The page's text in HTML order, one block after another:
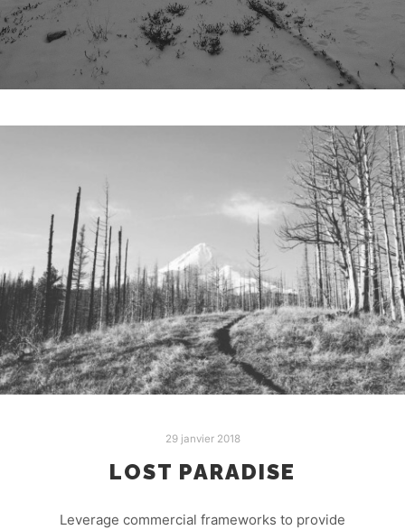
29 janvier 2018
LOST PARADISE
Leverage commercial frameworks to provide